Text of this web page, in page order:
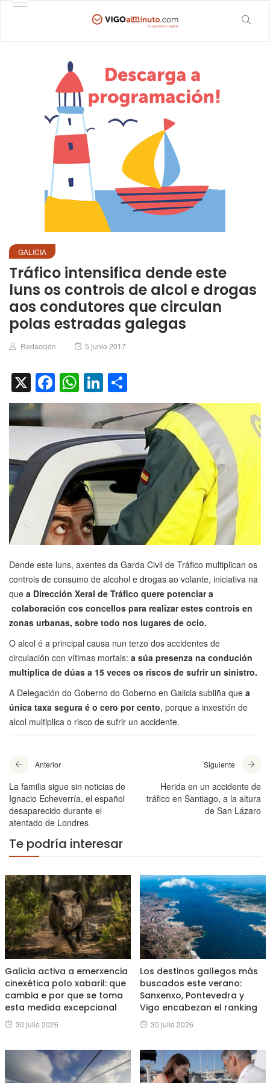
GALICIA
Tráfico intensifica dende este
luns os controis de alcol e drogas
aos condutores que circulan
polas estradas galegas
Author
Redacción
Posted
5 junio 2017
X Facebook
WhatsApp
LinkedIn
Dende este luns, axentes da Garda Civil de Tráfico multiplican os
controis de consumo de alcohol e drogas ao volante, iniciativa na
que a Dirección Xeral de Tráfico quere potenciar a
colaboración cos concellos para realizar estes controis en
zonas urbanas, sobre todo nos lugares de ocio.
O alcol é a principal causa nun terzo dos accidentes de
circulación con vítimas mortais: a súa presenza na condución
multiplica de dúas a 15 veces os riscos de sufrir un sinistro.
A Delegación do Goberno do Goberno en Galicia subliña que a
única taxa segura é o cero por cento, porque a inxestión de
alcol multiplica o risco de sufrir un accidente.
Anterior
La familia sigue sin noticias de
Ignacio Echeverría, el español
desaparecido durante el
atentado de Londres
Siguiente
Herida en un accidente de
tráfico en Santiago, a la altura
de San Lázaro
Te podría interesar
Galicia activa a emerxencia
cinexética polo xabaril: que
cambia e por que se toma
esta medida excepcional
Posted
30 julio 2026
Los destinos gallegos más
buscados este verano:
Sanxenxo, Pontevedra y
Vigo encabezan el ranking
Posted
30 julio 2026